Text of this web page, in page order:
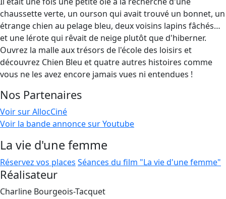
chaussette verte, un ourson qui avait trouvé un bonnet, un
étrange chien au pelage bleu, deux voisins lapins fâchés…
et une lérote qui rêvait de neige plutôt que d'hiberner.
Ouvrez la malle aux trésors de l'école des loisirs et
découvrez Chien Bleu et quatre autres histoires comme
vous ne les avez encore jamais vues ni entendues !
Nos Partenaires
Voir sur AllocCiné
Voir la bande annonce sur Youtube
La vie d'une femme
Réservez vos places Séances du film "La vie d'une femme"
Réalisateur
Charline Bourgeois-Tacquet